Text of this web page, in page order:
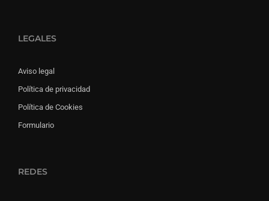
LEGALES
Aviso legal
Política de privacidad
Política de Cookies
Formulario
REDES